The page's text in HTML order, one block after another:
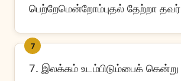
பெற்றேமென்றோம்புதல் தேற்றா தவர்
7
7. இலக்கம் உடம்பிடும்பைக் கென்று